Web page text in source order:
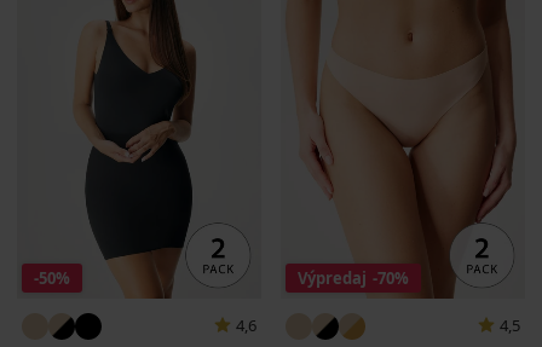
-50%
4,6
Výpredaj -70%
4,5